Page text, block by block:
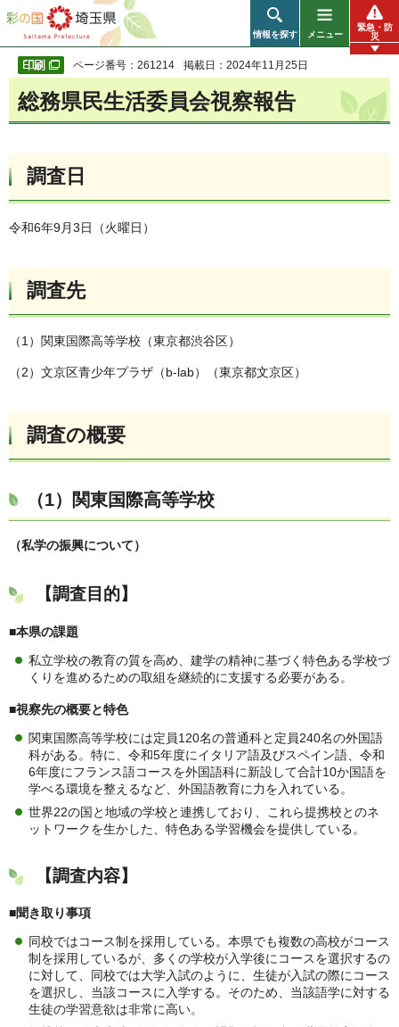
彩の国 埼玉県
情報を探す メニュー
緊急・防
災
ページ番号：261214 掲載日：2024年11月25日
総務県民生活委員会視察報告
調査日
令和6年9月3日（火曜日）
調査先
（1）関東国際高等学校（東京都渋谷区）
（2）文京区青少年プラザ（b-lab）（東京都文京区）
調査の概要
（1） 関東国際高等学校
（私学の振興について）
【調査目的】
■本県の課題
私立学校の教育の質を高め、建学の精神に基づく特色ある学校づ
くりを進めるための取組を継続的に支援する必要がある。
■視察先の概要と特色
関東国際高等学校には定員120名の普通科と定員240名の外国語
科がある。特に、令和5年度にイタリア語及びスペイン語、令和
6年度にフランス語コースを外国語科に新設して合計10か国語を
学べる環境を整えるなど、外国語教育に力を入れている。
世界22の国と地域の学校と連携しており、これら提携校とのネ
ットワークを生かした、特色ある学習機会を提供している。
【調査内容】
■聞き取り事項
同校ではコース制を採用している。本県でも複数の高校がコース
制を採用しているが、多くの学校が入学後にコースを選択するの
に対して、同校では大学入試のように、生徒が入試の際にコース
を選択し、当該コースに入学する。そのため、当該語学に対する
生徒の学習意欲は非常に高い。